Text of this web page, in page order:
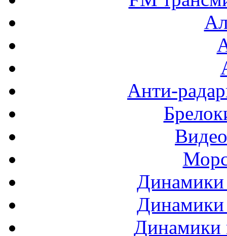
Анти-
Динамики
Динамики
Динамики